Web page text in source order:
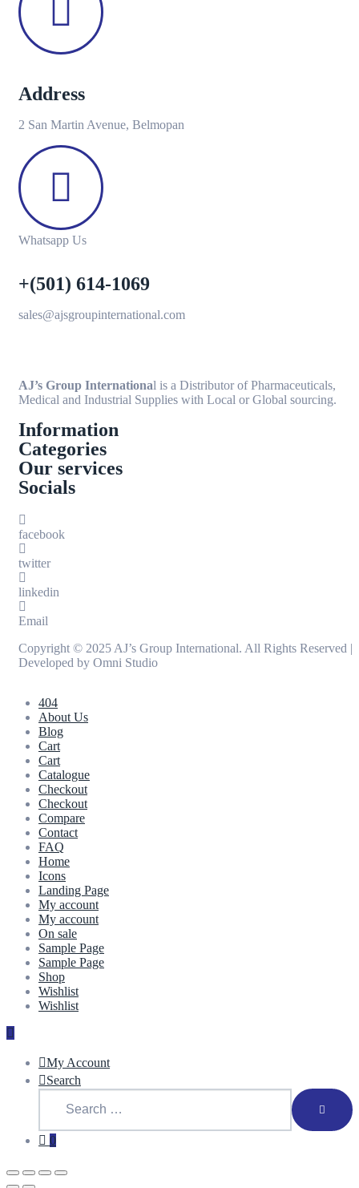
Address
2 San Martin Avenue, Belmopan
Whatsapp Us
+(501) 614-1069
sales@ajsgroupinternational.com
AJ’s Group International is a Distributor of Pharmaceuticals,
Medical and Industrial Supplies with Local or Global sourcing.
Information
Categories
Our services
Socials
facebook
twitter
linkedin
Email
Copyright © 2025 AJ’s Group International. All Rights Reserved |
Developed by Omni Studio
404
About Us
Blog
Cart
Cart
Catalogue
Checkout
Checkout
Compare
Contact
FAQ
Home
Icons
Landing Page
My account
My account
On sale
Sample Page
Sample Page
Shop
Wishlist
Wishlist
My Account
Search
0